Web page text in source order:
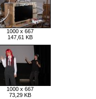
1000 x 667
147,61 KB
1000 x 667
73,29 KB